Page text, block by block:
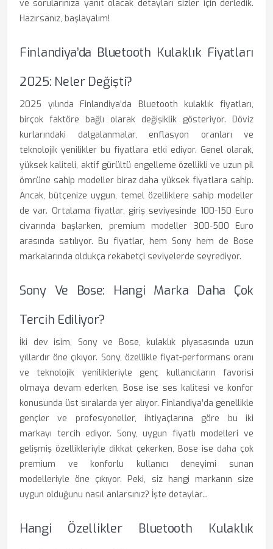
ve sorularınıza yanıt olacak detayları sizler için derledik.
Hazırsanız, başlayalım!
Finlandiya’da Bluetooth Kulaklık Fiyatları
2025: Neler Değişti?
2025 yılında Finlandiya’da Bluetooth kulaklık fiyatları,
birçok faktöre bağlı olarak değişiklik gösteriyor. Döviz
kurlarındaki dalgalanmalar, enflasyon oranları ve
teknolojik yenilikler bu fiyatlara etki ediyor. Genel olarak,
yüksek kaliteli, aktif gürültü engelleme özellikli ve uzun pil
ömrüne sahip modeller biraz daha yüksek fiyatlara sahip.
Ancak, bütçenize uygun, temel özelliklere sahip modeller
de var. Ortalama fiyatlar, giriş seviyesinde 100-150 Euro
civarında başlarken, premium modeller 300-500 Euro
arasında satılıyor. Bu fiyatlar, hem Sony hem de Bose
markalarında oldukça rekabetçi seviyelerde seyrediyor.
Sony Ve Bose: Hangi Marka Daha Çok
Tercih Ediliyor?
İki dev isim, Sony ve Bose, kulaklık piyasasında uzun
yıllardır öne çıkıyor. Sony, özellikle fiyat-performans oranı
ve teknolojik yenilikleriyle genç kullanıcıların favorisi
olmaya devam ederken, Bose ise ses kalitesi ve konfor
konusunda üst sıralarda yer alıyor. Finlandiya’da genellikle
gençler ve profesyoneller, ihtiyaçlarına göre bu iki
markayı tercih ediyor. Sony, uygun fiyatlı modelleri ve
gelişmiş özellikleriyle dikkat çekerken, Bose ise daha çok
premium ve konforlu kullanıcı deneyimi sunan
modelleriyle öne çıkıyor. Peki, siz hangi markanın size
uygun olduğunu nasıl anlarsınız? İşte detaylar...
Hangi Özellikler Bluetooth Kulaklık